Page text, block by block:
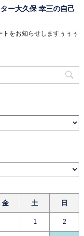
ー大久保 幸三の自己
をお知らせしますぅぅぅ
金 土 日
1 2